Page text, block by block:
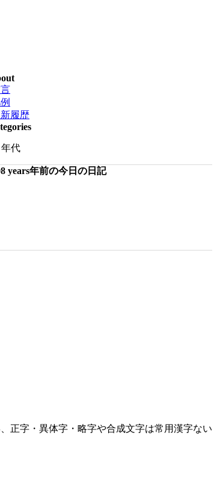
履歴
年代
years年前の今日の日記
正字・異体字・略字や合成文字は常用漢字ない